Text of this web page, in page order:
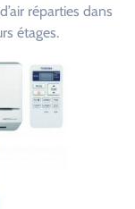
réparties dans
étages.